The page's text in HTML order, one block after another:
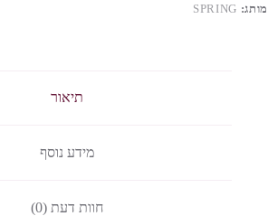
מותג: SPRING
תיאור
מידע נוסף
חוות דעת (0)